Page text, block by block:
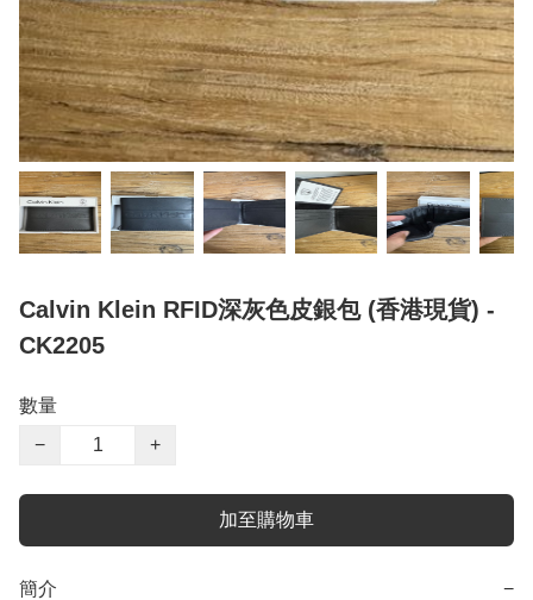
Calvin Klein RFID深灰色皮銀包 (香港現貨) -
CK2205
數量
−
+
加至購物車
簡介 −